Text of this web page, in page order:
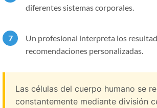
diferentes sistemas corporales.
Un profesional interpreta los
recomendaciones personalizadas.
Las células del cuerpo humano se
constantemente mediante división